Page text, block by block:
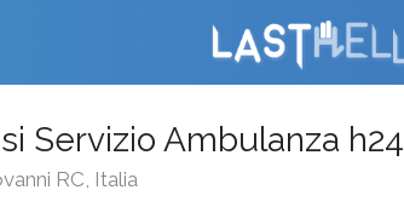
Servizio Ambulanza h24
RC, Italia